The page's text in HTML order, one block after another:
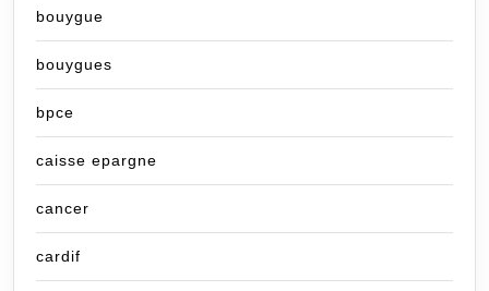
bouygue
bouygues
bpce
caisse epargne
cancer
cardif